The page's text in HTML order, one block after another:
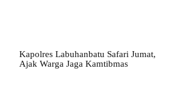
Kapolres Labuhanbatu Safari Jumat,
Ajak Warga Jaga Kamtibmas